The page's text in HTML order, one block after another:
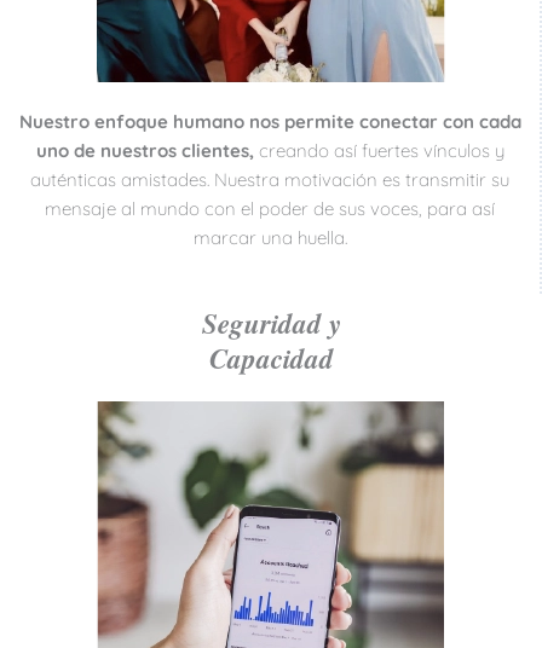
Nuestro enfoque humano nos permite conectar con cada
uno de nuestros clientes, creando así fuertes vínculos y
auténticas amistades. Nuestra motivación es transmitir su
mensaje al mundo con el poder de sus voces, para así
marcar una huella.
Seguridad y
Capacidad